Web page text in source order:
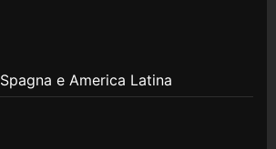
Spagna e America Latina